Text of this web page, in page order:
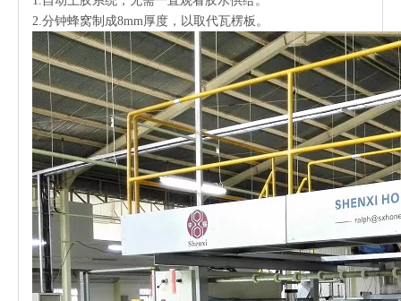
2.分钟蜂窝制成8mm厚度，以取代瓦楞板。